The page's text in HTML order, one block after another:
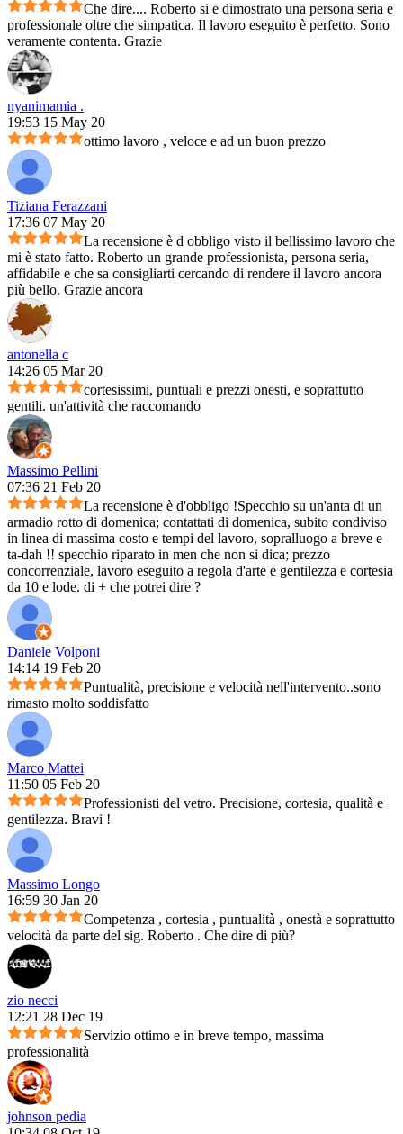
Che dire.... Roberto si e dimostrato una persona seria e
professionale oltre che simpatica. Il lavoro eseguito è perfetto. Sono
veramente contenta. Grazie
nyanimamia .
19:53 15 May 20
ottimo lavoro , veloce e ad un buon prezzo
Tiziana Ferazzani
17:36 07 May 20
La recensione è d obbligo visto il bellissimo lavoro che
mi è stato fatto. Roberto un grande professionista, persona seria,
affidabile e che sa consigliarti cercando di rendere il lavoro ancora
più bello. Grazie ancora
antonella c
14:26 05 Mar 20
cortesissimi, puntuali e prezzi onesti, e soprattutto
gentili. un'attività che raccomando
Massimo Pellini
07:36 21 Feb 20
La recensione è d'obbligo !Specchio su un'anta di un
armadio rotto di domenica; contattati di domenica, subito condiviso
in linea di massima costo e tempi del lavoro, sopralluogo a breve e
ta-dah !! specchio riparato in men che non si dica; prezzo
concorrenziale, lavoro eseguito a regola d'arte e gentilezza e cortesia
da 10 e lode. di + che potrei dire ?
Daniele Volponi
14:14 19 Feb 20
Puntualità, precisione e velocità nell'intervento..sono
rimasto molto soddisfatto
Marco Mattei
11:50 05 Feb 20
Professionisti del vetro. Precisione, cortesia, qualità e
gentilezza. Bravi !
Massimo Longo
16:59 30 Jan 20
Competenza , cortesia , puntualità , onestà e soprattutto
velocità da parte del sig. Roberto . Che dire di più?
zio necci
12:21 28 Dec 19
Servizio ottimo e in breve tempo, massima
professionalità
johnson pedia